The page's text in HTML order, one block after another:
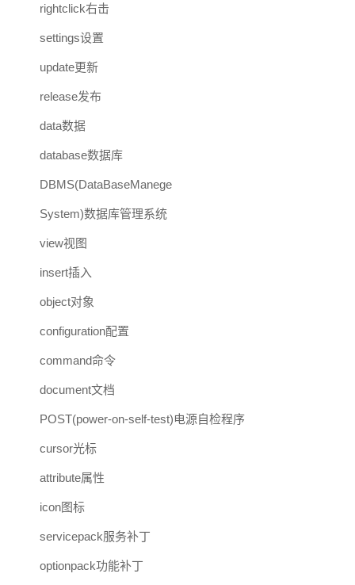
rightclick右击
settings设置
update更新
release发布
data数据
database数据库
DBMS(DataBaseManege
System)数据库管理系统
view视图
insert插入
object对象
configuration配置
command命令
document文档
POST(power-on-self-test)电源自检程序
cursor光标
attribute属性
icon图标
servicepack服务补丁
optionpack功能补丁